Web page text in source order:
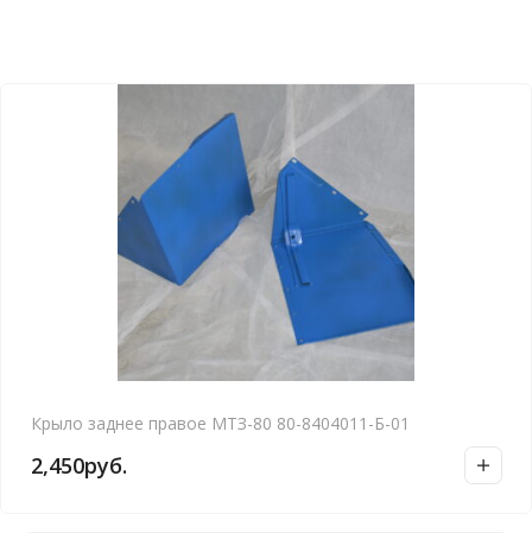
Крыло заднее правое МТЗ-80 80-8404011-Б-01
2,450руб.